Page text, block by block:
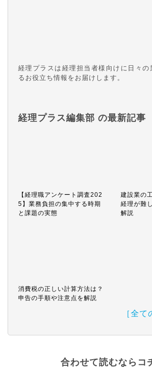
経理プラスは経理担当者様向けに日々の
るお役立ち情報をお届けします。
経理プラス編集部 の最新記事
【経理職アンケート調査202
5】業務負担の集中する時期
と課題の実態
建設業の
経理が難
解説
消費税の正しい計算方法は？
申告の手順や注意点を解説
［全て
合わせて読むならコ